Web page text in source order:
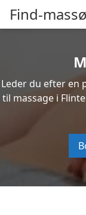
Find-
Leder du efter en
til massage i